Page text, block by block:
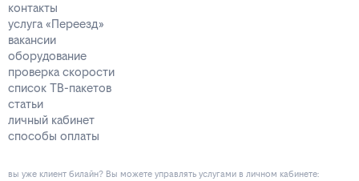
контакты
услуга «Переезд»
вакансии
оборудование
проверка скорости
список ТВ-пакетов
статьи
личный кабинет
способы оплаты
вы уже клиент билайн? Вы можете управлять услугами в личнoм кaбинeтe: